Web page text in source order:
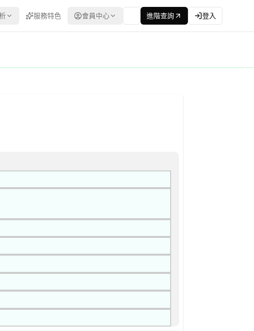
服務特色 會員中心 進階查詢 登入
| 資料來源：台灣政府電子採購網（公共工程委員會） | 更新時間：